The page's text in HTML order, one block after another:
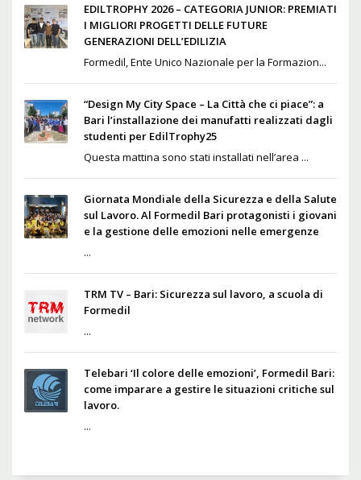
EDILTROPHY 2026 – CATEGORIA JUNIOR: PREMIATI
I MIGLIORI PROGETTI DELLE FUTURE
GENERAZIONI DELL’EDILIZIA
Formedil, Ente Unico Nazionale per la Formazion...
“Design My City Space – La Città che ci piace”: a
Bari l’installazione dei manufatti realizzati dagli
studenti per EdilTrophy25
Questa mattina sono stati installati nell’area ...
Giornata Mondiale della Sicurezza e della Salute
sul Lavoro. Al Formedil Bari protagonisti i giovani
e la gestione delle emozioni nelle emergenze
...
TRM TV – Bari: Sicurezza sul lavoro, a scuola di
Formedil
...
Telebari ‘Il colore delle emozioni’, Formedil Bari:
come imparare a gestire le situazioni critiche sul
lavoro.
...